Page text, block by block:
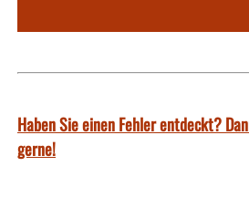
Haben Sie einen Fehler entdeckt?
gerne!